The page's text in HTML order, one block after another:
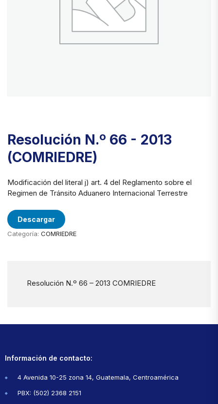
Resolución N.º 66 - 2013
(COMRIEDRE)
Modificación del literal j) art. 4 del Reglamento sobre el
Regimen de Tránsito Aduanero Internacional Terrestre
Descargar
Categoría: COMRIEDRE
Resolución N.º 66 – 2013 COMRIEDRE
Información de contacto:
4 Avenida 10-25 zona 14, Guatemala, Centroamérica
PBX: (502) 2368 2151